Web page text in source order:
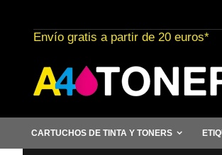
al
contenido
Envío gratis a partir de 20 euros*
CARTUCHOS DE TINTA Y TONERS